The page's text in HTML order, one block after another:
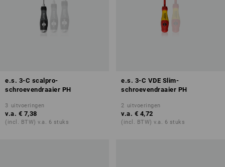
e.s. 3-C scalpro-
schroevendraaier PH
3 uitvoeringen
v.a. € 7,38
(incl. BTW) v.a. 6 stuks
e.s. 3-C VDE Slim-
schroevendraaier PH
2 uitvoeringen
v.a. € 4,72
(incl. BTW) v.a. 6 stuks